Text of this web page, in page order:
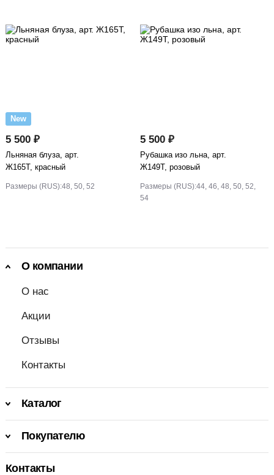
New
5 500 ₽
Льняная блуза, арт.
Ж165Т, красный
Размеры (RUS):48, 50, 52
5 500 ₽
Рубашка изо льна, арт.
Ж149Т, розовый
Размеры (RUS):44, 46, 48, 50, 52,
54
О компании
О нас
Акции
Отзывы
Контакты
Каталог
Покупателю
Контакты